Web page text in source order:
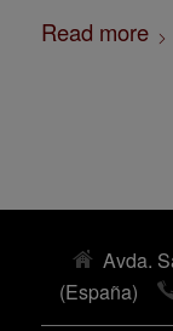
Read more
Avda.
(España)